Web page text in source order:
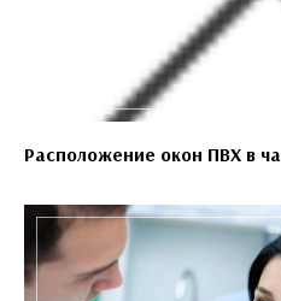
Расположение окон ПВХ в